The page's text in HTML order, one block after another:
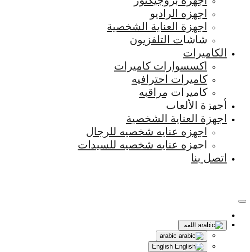
اجهزه الراديو
اجهزة العناية الشخصية
شاشات التلفزيون
الكاميرات
اكسسوارات كاميرات
كاميرات احترافيه
كاميرات مراقبه
أجهزة الألعاب
اجهزة العناية الشخصية
اجهزه عنايه شخصيه للرجال
اجهزه عنايه شخصيه للسيدات
اتصل بنا
اللغة